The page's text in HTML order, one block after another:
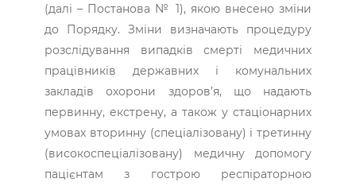
(далі – Постанова № 1), якою внесено зміни
до Порядку. Зміни визначають процедуру
розслідування випадків смерті медичних
працівників державних і комунальних
закладів охорони здоров’я, що надають
первинну, екстрену, а також у стаціонарних
умовах вторинну (спеціалізовану) і третинну
(високоспеціалізовану) медичну допомогу
пацієнтам з гострою респіраторною